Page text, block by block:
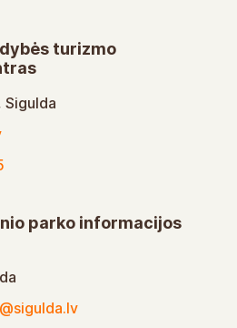
turizmo
Sigulda
parko informacijos